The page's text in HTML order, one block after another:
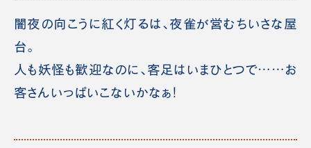
闇夜の向こうに紅く灯るは、夜雀が営むちいさな屋
台。
人も妖怪も歓迎なのに、客足はいまひとつで……お
客さんいっぱいこないかなぁ！